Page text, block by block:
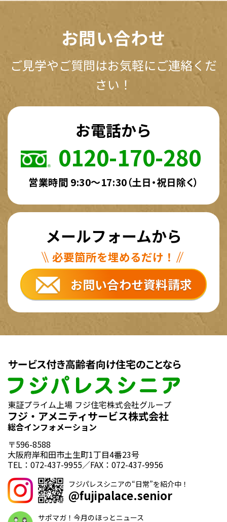
お問い合わせ
ご見学やご質問はお気軽にご連絡くだ
さい！
お電話から
0120-170-280
営業時間 9:30～17:30（土日・祝日除く）
メールフォームから
必要箇所を埋めるだけ！
お問い合わせ資料請求
東証プライム上場 フジ住宅株式会社グループ
フジ・アメニティサービス株式会社
総合インフォメーション
〒596-8588
大阪府岸和田市土生町1丁目4番23号
TEL：072-437-9955／FAX：072-437-9956
フジパレスシニアの“日常”を紹介中！
@fujipalace.senior
サポマガ！今月のほっとニュース